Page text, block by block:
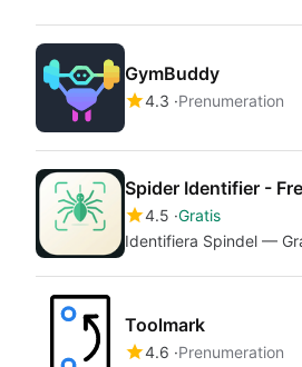
GymBuddy
4.3 Prenumeration
Spider Identifier -
4.5 Gratis
Identifiera Spindel —
Toolmark
4.6 Prenumeration